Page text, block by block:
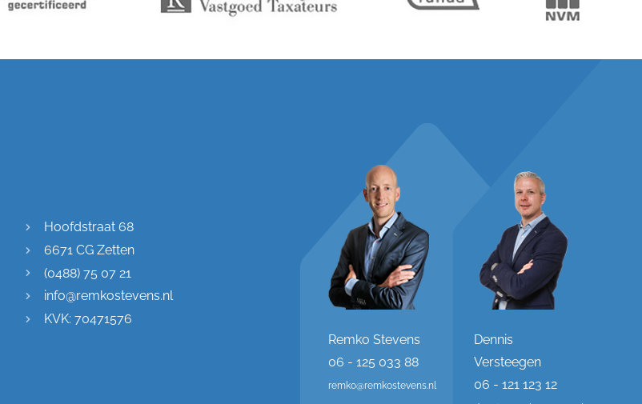
Hoofdstraat 68
6671 CG Zetten
(0488) 75 07 21
info@remkostevens.nl
KVK: 70471576
Remko Stevens
06 - 125 033 88
remko@remkostevens.nl
Dennis
Versteegen
06 - 121 123 12